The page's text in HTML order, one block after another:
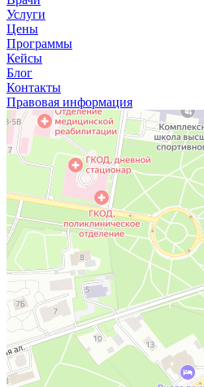
Услуги
Цены
Программы
Кейсы
Блог
Контакты
Правовая информация